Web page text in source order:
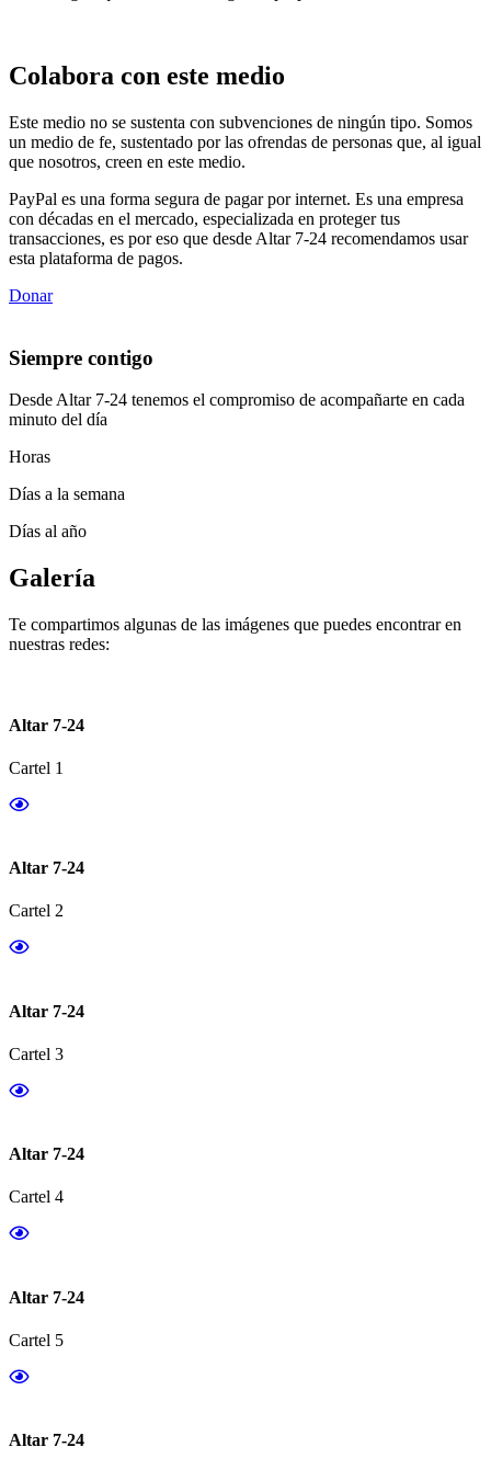
Colabora con este medio
Este medio no se sustenta con subvenciones de ningún tipo. Somos
un medio de fe, sustentado por las ofrendas de personas que, al igual
que nosotros, creen en este medio.
PayPal es una forma segura de pagar por internet. Es una empresa
con décadas en el mercado, especializada en proteger tus
transacciones, es por eso que desde Altar 7-24 recomendamos usar
esta plataforma de pagos.
Donar
Siempre contigo
Desde Altar 7-24 tenemos el compromiso de acompañarte en cada
minuto del día
Horas
Días a la semana
Días al año
Galería
Te compartimos algunas de las imágenes que puedes encontrar en
nuestras redes:
Altar 7-24
Cartel 1
Altar 7-24
Cartel 2
Altar 7-24
Cartel 3
Altar 7-24
Cartel 4
Altar 7-24
Cartel 5
Altar 7-24